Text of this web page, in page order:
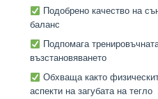
Подобрено качество на
баланс
Подпомага
възстановяването
Обхваща както
аспекти на загубата на тегло